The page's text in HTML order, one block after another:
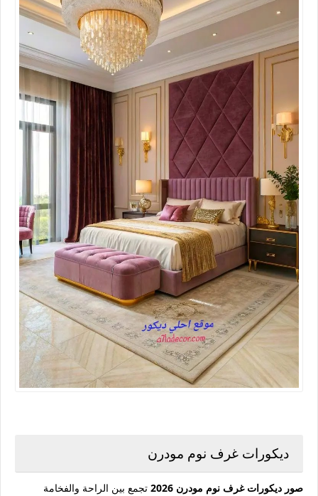
ديكورات غرف نوم مودرن
صور ديكورات غرف نوم مودرن 2026
تجمع بين الراحة والفخامة